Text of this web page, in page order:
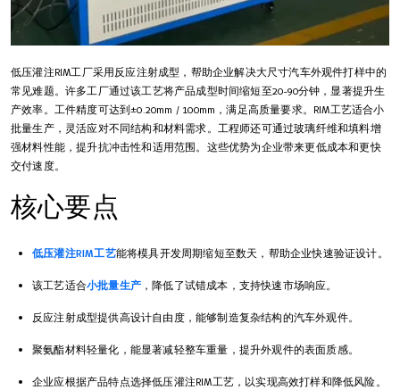
低压灌注RIM工厂采用反应注射成型，帮助企业解决大尺寸汽车外观件打样中的
常见难题。许多工厂通过该工艺将产品成型时间缩短至20-90分钟，显著提升生
产效率。工件精度可达到±0.20mm / 100mm，满足高质量要求。RIM工艺适合小
批量生产，灵活应对不同结构和材料需求。工程师还可通过玻璃纤维和填料增
强材料性能，提升抗冲击性和适用范围。这些优势为企业带来更低成本和更快
交付速度。
核心要点
低压灌注RIM工艺能将模具开发周期缩短至数天，帮助企业快速验证设计。
该工艺适合小批量生产 ，降低了试错成本，支持快速市场响应。
反应注射成型提供高设计自由度，能够制造复杂结构的汽车外观件。
聚氨酯材料轻量化，能显著减轻整车重量，提升外观件的表面质感。
企业应根据产品特点选择低压灌注RIM工艺，以实现高效打样和降低风险。